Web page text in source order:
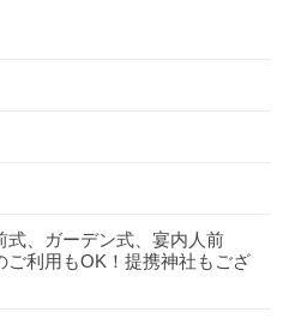
式、ガーデン式、宴内人前
ご利用もOK！提携神社もござ